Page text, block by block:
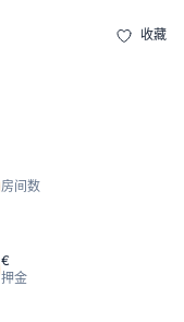
收藏
房间数
€
押金